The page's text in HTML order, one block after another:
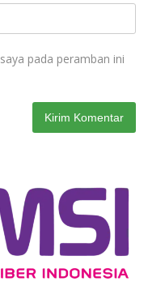
pada peramban ini